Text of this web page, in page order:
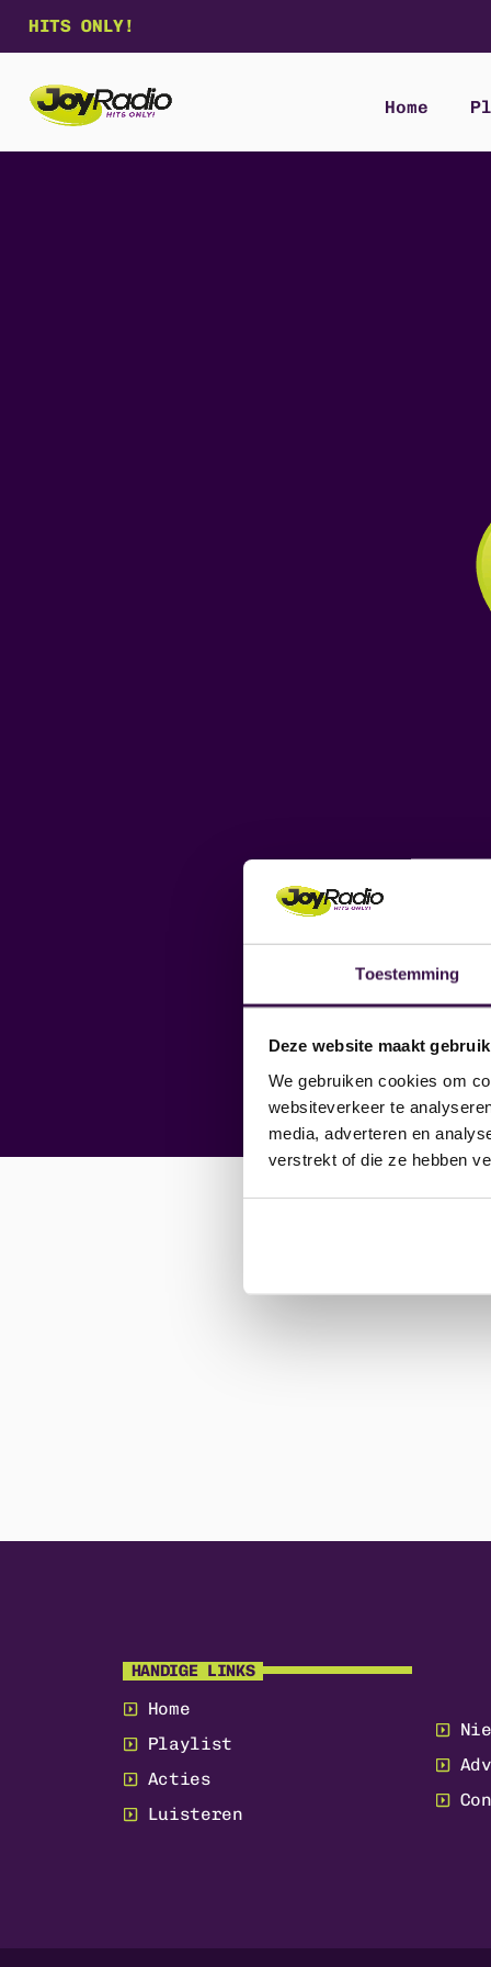
Toestemming
Deze website maakt
We gebruiken cookies om
websiteverkeer te
media, adverteren en
verstrekt of die ze hebben
HITS ONLY!
Home
HANDIGE LINKS
Home
Playlist
Acties
Luisteren